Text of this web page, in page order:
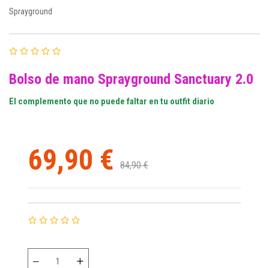
Sprayground
Bolso de mano Sprayground Sanctuary 2.0
El complemento que no puede faltar en tu outfit diario
69,90 € 84,90 €